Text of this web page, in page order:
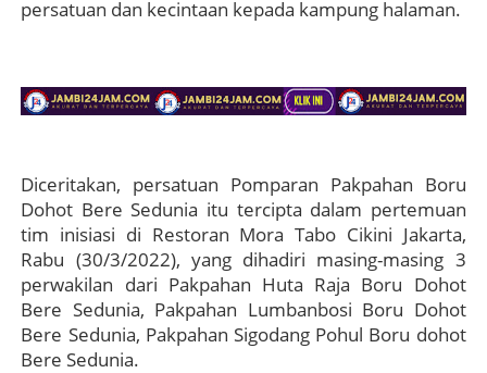
persatuan dan kecintaan kepada kampung halaman.
Diceritakan, persatuan Pomparan Pakpahan Boru
Dohot Bere Sedunia itu tercipta dalam pertemuan
tim inisiasi di Restoran Mora Tabo Cikini Jakarta,
Rabu (30/3/2022), yang dihadiri masing-masing 3
perwakilan dari Pakpahan Huta Raja Boru Dohot
Bere Sedunia, Pakpahan Lumbanbosi Boru Dohot
Bere Sedunia, Pakpahan Sigodang Pohul Boru dohot
Bere Sedunia.